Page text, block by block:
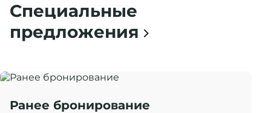
Специальные
предложения
Ранее бронирование